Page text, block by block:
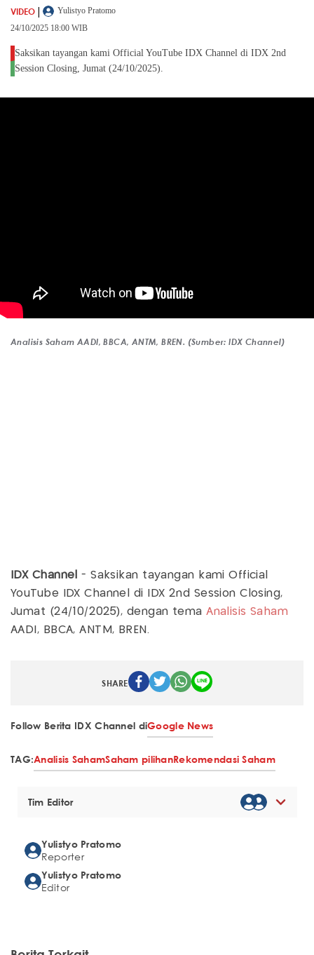
VIDEO |
Yulistyo Pratomo
24/10/2025 18:00 WIB
Saksikan tayangan kami Official YouTube IDX Channel di IDX 2nd
Session Closing, Jumat (24/10/2025).
Analisis Saham AADI, BBCA, ANTM, BREN. (Sumber: IDX Channel)
IDX Channel- Saksikan tayangan kami Official
YouTube IDX Channel di IDX 2nd Session Closing,
Jumat (24/10/2025), dengan temaAnalisis Saham
AADI, BBCA, ANTM, BREN.​
SHARE
Follow Berita IDX Channel diGoogle News
TAG:Analisis SahamSaham pilihanRekomendasi Saham
Tim Editor
Yulistyo Pratomo
Reporter
Yulistyo Pratomo
Editor